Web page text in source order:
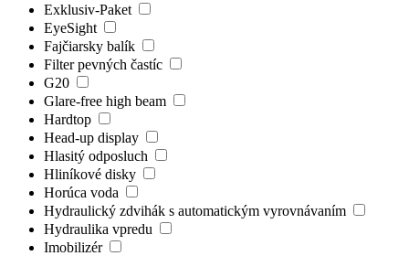
Exklusiv-Paket
EyeSight
Fajčiarsky balík
Filter pevných častíc
G20
Glare-free high beam
Hardtop
Head-up display
Hlasitý odposluch
Hliníkové disky
Horúca voda
Hydraulický zdvihák s automatickým vyrovnávaním
Hydraulika vpredu
Imobilizér